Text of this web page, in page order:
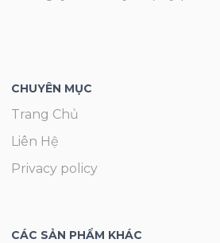
CHUYÊN MỤC
Trang Chủ
Liên Hệ
Privacy policy
CÁC SẢN PHẨM KHÁC